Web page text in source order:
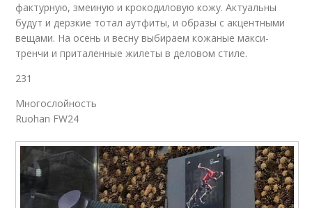
фактурную, змеиную и крокодиловую кожу. Актуальны
будут и дерзкие тотал аутфиты, и образы с акцентными
вещами. На осень и весну выбираем кожаные макси-
тренчи и приталенные жилеты в деловом стиле.
231
Многослойность
Ruohan FW24